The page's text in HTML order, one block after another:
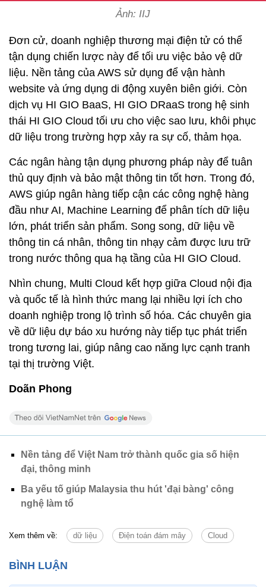
Ảnh: IIJ
Đơn cử, doanh nghiệp thương mại điện tử có thể
tận dụng chiến lược này để tối ưu việc bảo vệ dữ
liệu. Nền tảng của AWS sử dụng để vận hành
website và ứng dụng di động xuyên biên giới. Còn
dịch vụ HI GIO BaaS, HI GIO DRaaS trong hệ sinh
thái HI GIO Cloud tối ưu cho việc sao lưu, khôi phục
dữ liệu trong trường hợp xảy ra sự cố, thảm họa.
Các ngân hàng tận dụng phương pháp này để tuân
thủ quy định và bảo mật thông tin tốt hơn. Trong đó,
AWS giúp ngân hàng tiếp cận các công nghệ hàng
đầu như AI, Machine Learning để phân tích dữ liệu
lớn, phát triển sản phẩm. Song song, dữ liệu về
thông tin cá nhân, thông tin nhạy cảm được lưu trữ
trong nước thông qua hạ tầng của HI GIO Cloud.
Nhìn chung, Multi Cloud kết hợp giữa Cloud nội địa
và quốc tế là hình thức mang lại nhiều lợi ích cho
doanh nghiệp trong lộ trình số hóa. Các chuyên gia
về dữ liệu dự báo xu hướng này tiếp tục phát triển
trong tương lai, giúp nâng cao năng lực cạnh tranh
tại thị trường Việt.
Doãn Phong
Nền tảng để Việt Nam trở thành quốc gia số hiện
đại, thông minh
Ba yếu tố giúp Malaysia thu hút 'đại bàng' công
nghệ làm tổ
Xem thêm về: dữ liệu Điện toán đám mây Cloud